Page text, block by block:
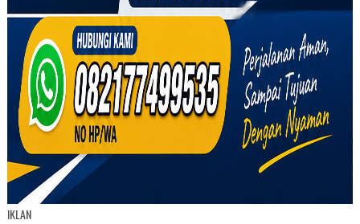
IKLAN